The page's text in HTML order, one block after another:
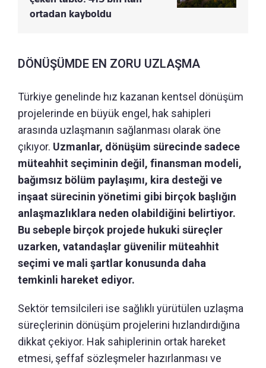
ortadan kayboldu
DÖNÜŞÜMDE EN ZORU UZLAŞMA
Türkiye genelinde hız kazanan kentsel dönüşüm
projelerinde en büyük engel, hak sahipleri
arasında uzlaşmanın sağlanması olarak öne
çıkıyor. Uzmanlar, dönüşüm sürecinde sadece
müteahhit seçiminin değil, finansman modeli,
bağımsız bölüm paylaşımı, kira desteği ve
inşaat sürecinin yönetimi gibi birçok başlığın
anlaşmazlıklara neden olabildiğini belirtiyor.
Bu sebeple birçok projede hukuki süreçler
uzarken, vatandaşlar güvenilir müteahhit
seçimi ve mali şartlar konusunda daha
temkinli hareket ediyor.
Sektör temsilcileri ise sağlıklı yürütülen uzlaşma
süreçlerinin dönüşüm projelerini hızlandırdığına
dikkat çekiyor. Hak sahiplerinin ortak hareket
etmesi, şeffaf sözleşmeler hazırlanması ve